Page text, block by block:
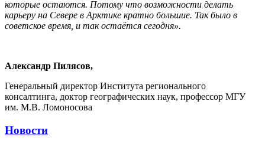
которые остаются. Потому что возможности делать
карьеру на Севере в Арктике кратно большие. Так было в
советское время, и так остаётся сегодня».
Александр Пилясов,
Генеральный директор Института регионального
консалтинга, доктор географических наук, профессор МГУ
им. М.В. Ломоносова
Новости